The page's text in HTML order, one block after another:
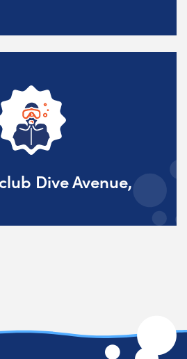
Dive Avenue,